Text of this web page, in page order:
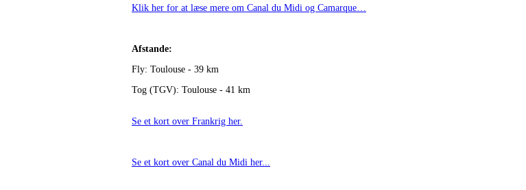
Klik her for at læse mere om Canal du Midi og Camarque…
Afstande:
Fly: Toulouse - 39 km
Tog (TGV): Toulouse - 41 km
Se et kort over Frankrig her.
Se et kort over Canal du Midi her...